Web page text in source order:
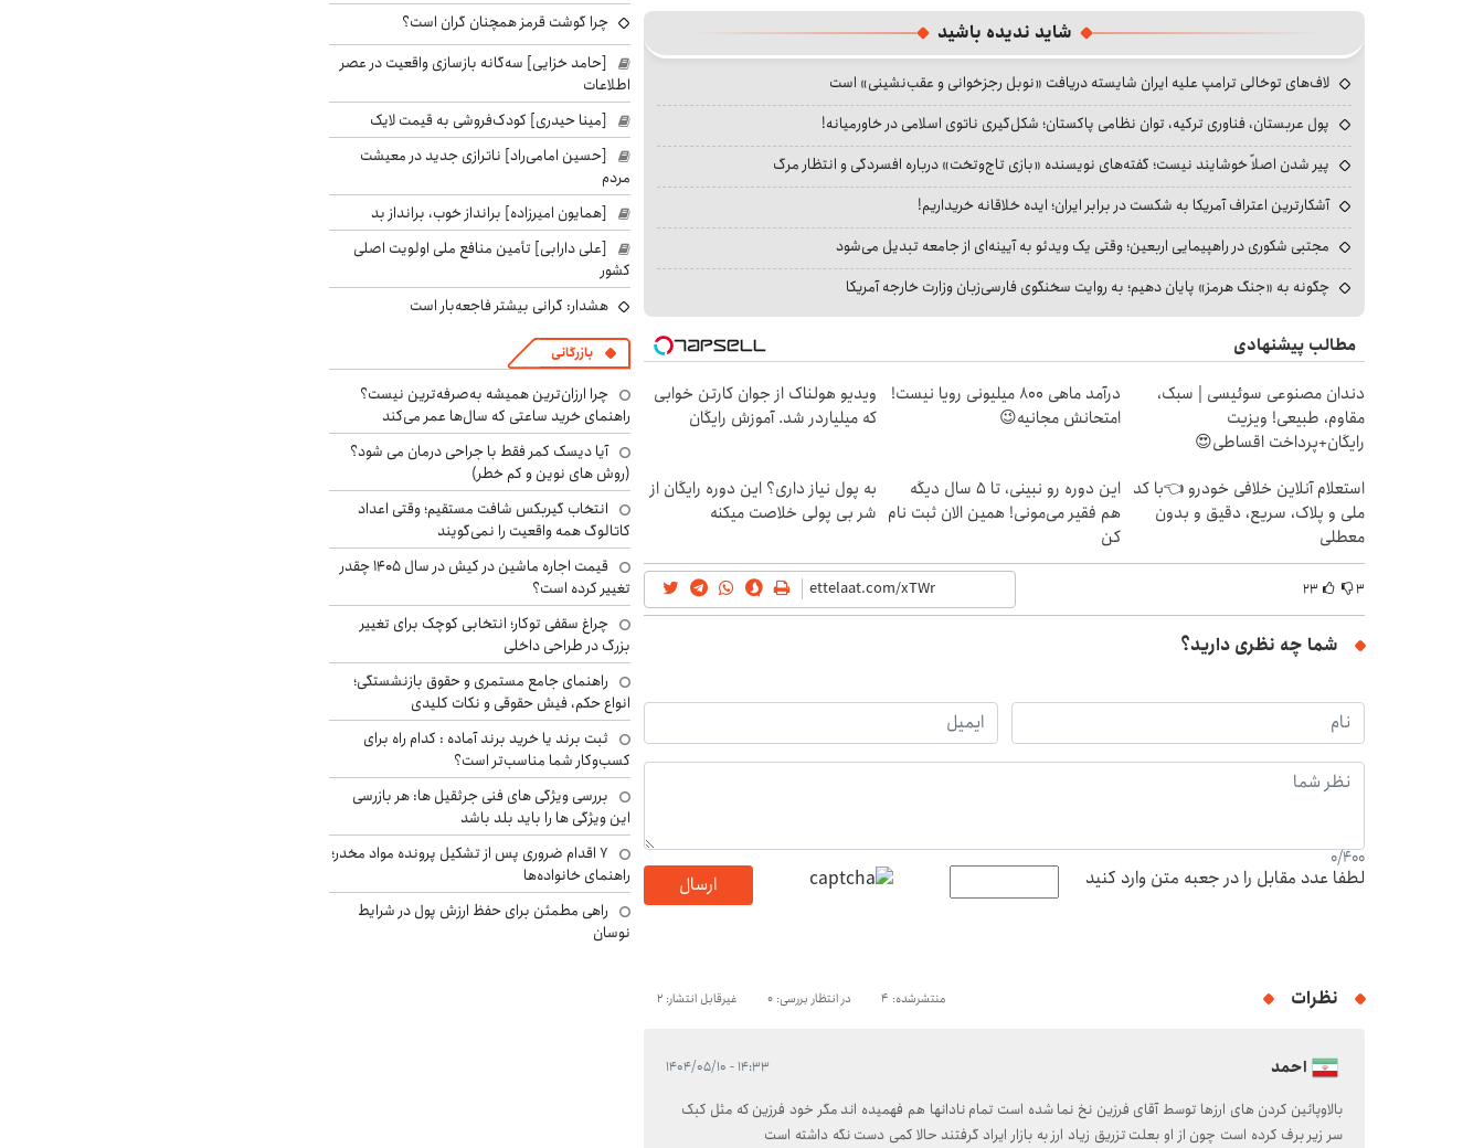
شاید ندیده باشید
لاف‌های توخالی ترامپ علیه ایران شایسته دریافت «نوبل رجزخوانی و عقب‌نشینی» است
پول عربستان، فناوری ترکیه، توان نظامی پاکستان؛ شکل‌گیری ناتوی اسلامی در خاورمیانه!
پیر شدن اصلاً خوشایند نیست؛ گفته‌های نویسنده «بازی تاج‌وتخت» درباره افسردگی و انتظار مرگ
آشکارترین اعتراف آمریکا به شکست در برابر ایران؛ ایده خلاقانه خریداریم!
مجتبی شکوری در راهپیمایی اربعین؛ وقتی یک ویدئو به آیینه‌ای از جامعه تبدیل می‌شود
چگونه به «جنگ هرمز» پایان دهیم؛ به روایت سخنگوی فارسی‌زبان وزارت خارجه آمریکا
مطالب پیشنهادی
دندان مصنوعی سوئیسی | سبک،
مقاوم، طبیعی! ویزیت
رایگان+پرداخت اقساطی😍
درآمد ماهی 800 میلیونی رویا نیست!
امتحانش مجانیه😉
ویدیو هولناک از جوان کارتن خوابی
که میلیاردر شد. آموزش رایگان
استعلام آنلاین خلافی خودرو 👈با کد
ملی و پلاک، سریع، دقیق و بدون
معطلی
این دوره رو نبینی، تا 5 سال دیگه
هم فقیر می‌مونی! همین الان ثبت نام
کن
به پول نیاز داری؟ این دوره رایگان از
شر بی پولی خلاصت میکنه
۳ ۲۳
شما چه نظری دارید؟
0/400
لطفا عدد مقابل را در جعبه متن وارد کنید ارسال
نظرات منتشرشده: 4 در انتظار بررسی: 0 غیرقابل انتشار: 2
احمد ۱۴:۳۳ - ۱۴۰۴/۰۵/۱۰
بالاوپائین کردن های ارزها توسط آقای فرزین نخ نما شده است تمام نادانها هم فهمیده اند مگر خود فرزین که مثل کبک
سر زیر برف کرده است چون از او بعلت تزریق زیاد ارز به بازار ایراد گرفتند حالا کمی دست نگه داشته است
چرا گوشت قرمز همچنان گران است؟
[حامد خزایی] سه‌گانه بازسازی واقعیت در عصر
اطلاعات
[مینا حیدری] کودک‌فروشی به قیمت لایک
[حسین امامی‌راد] ناترازی جدید در معیشت
مردم
[همایون امیرزاده] برانداز خوب، برانداز بد
[علی دارابی] تأمین منافع ملی اولویت اصلی
کشور
هشدار: گرانی بیشتر فاجعه‌بار است
بازرگانی
چرا ارزان‌ترین همیشه به‌صرفه‌ترین نیست؟
راهنمای خرید ساعتی که سال‌ها عمر می‌کند
آیا دیسک کمر فقط با جراحی درمان می شود؟
(روش های نوین و کم خطر)
انتخاب گیربکس شافت مستقیم؛ وقتی اعداد
کاتالوگ همه واقعیت را نمی‌گویند
قیمت اجاره ماشین در کیش در سال ۱۴۰۵ چقدر
تغییر کرده است؟
چراغ سقفی توکار؛ انتخابی کوچک برای تغییر
بزرگ در طراحی داخلی
راهنمای جامع مستمری و حقوق بازنشستگی؛
انواع حکم، فیش حقوقی و نکات کلیدی
ثبت برند یا خرید برند آماده : کدام راه برای
کسب‌وکار شما مناسب‌تر است؟
بررسی ویژگی های فنی جرثقیل ها: هر بازرسی
این ویژگی ها را باید بلد باشد
۷ اقدام ضروری پس از تشکیل پرونده مواد مخدر؛
راهنمای خانواده‌ها
راهی مطمئن برای حفظ ارزش پول در شرایط
نوسان